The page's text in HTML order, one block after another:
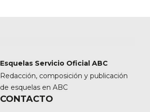
Esquelas Servicio Oficial ABC
Redacción, composición y publicación
de esquelas en ABC
CONTACTO